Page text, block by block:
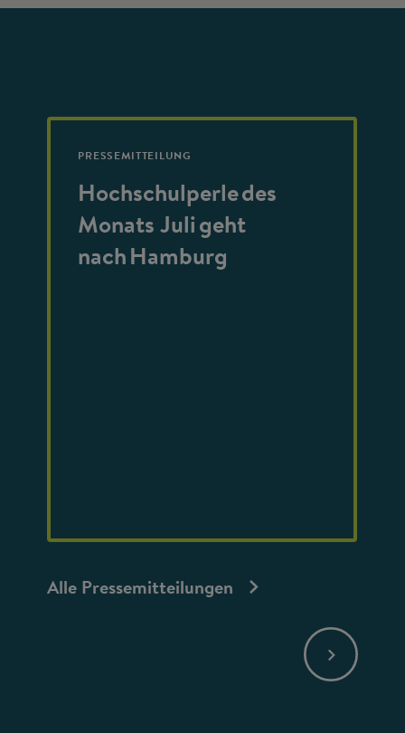
PRESSEMITTEILUNG
Hochschulperle des
Monats Juli geht
nach Hamburg
Alle Pressemitteilungen